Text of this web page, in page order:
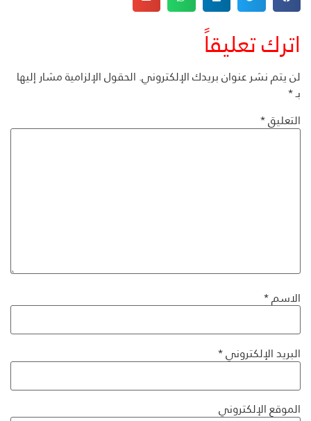
اترك تعليقاً
لن يتم نشر عنوان بريدك الإلكتروني.الحقول الإلزامية مشار إليها
بـ*
التعليق*
الاسم*
البريد الإلكتروني*
الموقع الإلكتروني